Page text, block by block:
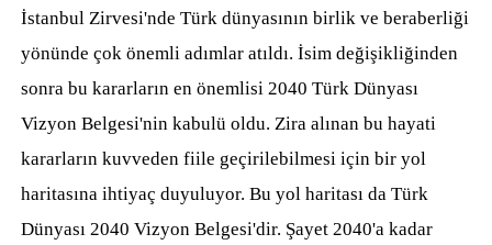
İstanbul Zirvesi'nde Türk dünyasının birlik ve beraberliği
yönünde çok önemli adımlar atıldı. İsim değişikliğinden
sonra bu kararların en önemlisi 2040 Türk Dünyası
Vizyon Belgesi'nin kabulü oldu. Zira alınan bu hayati
kararların kuvveden fiile geçirilebilmesi için bir yol
haritasına ihtiyaç duyuluyor. Bu yol haritası da Türk
Dünyası 2040 Vizyon Belgesi'dir. Şayet 2040'a kadar